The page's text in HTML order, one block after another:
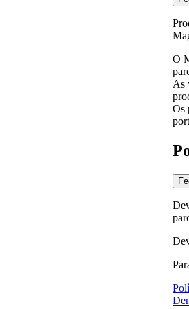
O
As
Os